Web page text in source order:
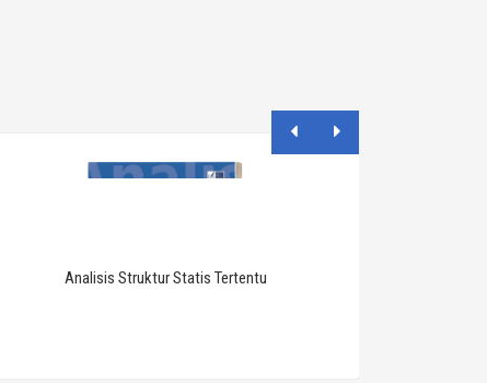
Analisis Struktur Statis Tertentu